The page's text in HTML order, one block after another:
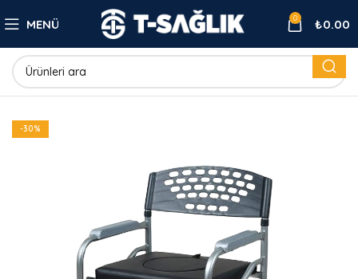
MENÜ 0 ₺0.00
-30%